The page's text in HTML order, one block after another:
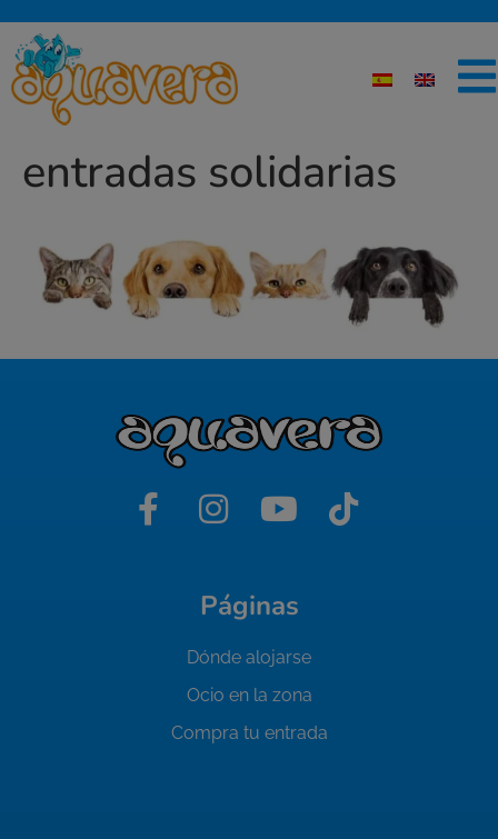
entradas solidarias
Páginas
Dónde alojarse
Ocio en la zona
Compra tu entrada